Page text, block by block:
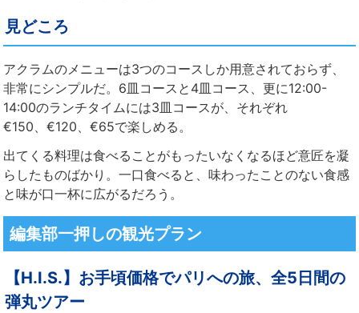
見どころ
アクラムのメニューは3つのコースしか用意されておらず、
非常にシンプルだ。6皿コースと4皿コース、更に12:00-
14:00のランチタイムには3皿コースが、それぞれ
€150、€120、€65で楽しめる。
出てくる料理は食べることがもったいなくなるほど意匠を凝
らしたものばかり。一口食べると、味わったことのない食感
と味が口一杯に広がるだろう。
編集部一押しの観光プラン
【H.I.S.】お手頃価格でパリへの旅、全5日間の
弾丸ツアー